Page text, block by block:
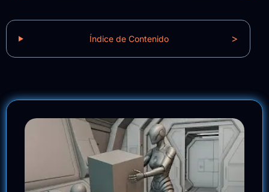
Índice de Contenido >